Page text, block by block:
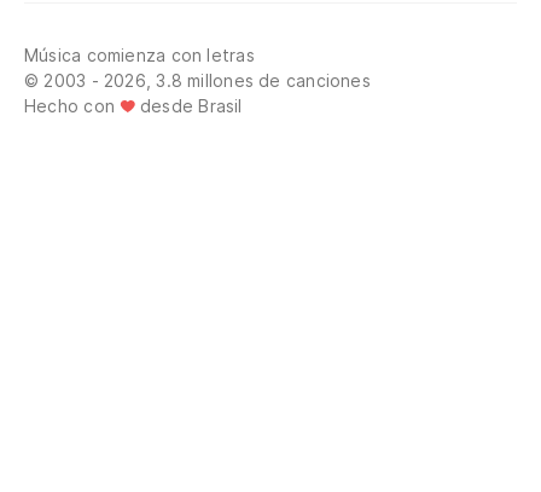
Música comienza con letras
© 2003 - 2026, 3.8 millones de canciones
Hecho con
desde Brasil